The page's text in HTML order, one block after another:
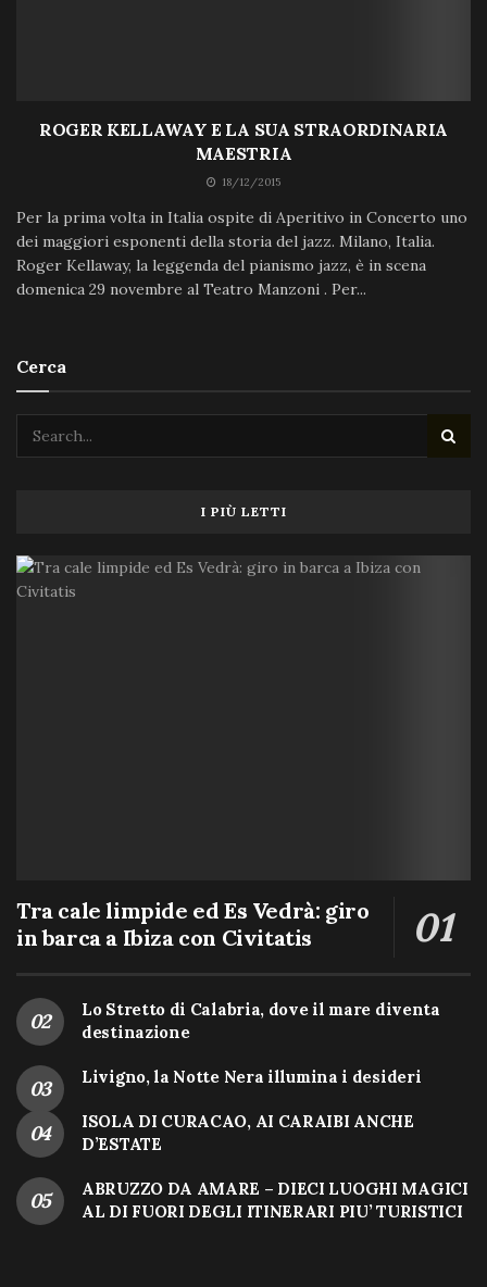
ROGER KELLAWAY E LA SUA STRAORDINARIA
MAESTRIA
18/12/2015
Per la prima volta in Italia ospite di Aperitivo in Concerto uno
dei maggiori esponenti della storia del jazz. Milano, Italia.
Roger Kellaway, la leggenda del pianismo jazz, è in scena
domenica 29 novembre al Teatro Manzoni . Per...
Cerca
I PIÙ LETTI
Tra cale limpide ed Es Vedrà: giro
in barca a Ibiza con Civitatis
Lo Stretto di Calabria, dove il mare diventa
destinazione
Livigno, la Notte Nera illumina i desideri
ISOLA DI CURACAO, AI CARAIBI ANCHE
D’ESTATE
ABRUZZO DA AMARE – DIECI LUOGHI MAGICI
AL DI FUORI DEGLI ITINERARI PIU’ TURISTICI